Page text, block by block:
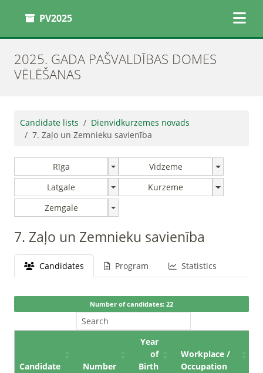
PV2025
2025. GADA PAŠVALDĪBAS DOMES
VĒLĒŠANAS
Candidate lists
Dienvidkurzemes novads
7. Zaļo un Zemnieku savienība
Rīga
Vidzeme
Latgale
Kurzeme
Zemgale
7. Zaļo un Zemnieku savienība
Candidates Program Statistics
Number of candidates: 22
Candidate Number
Year
of
Birth
Workplace /
Occupation